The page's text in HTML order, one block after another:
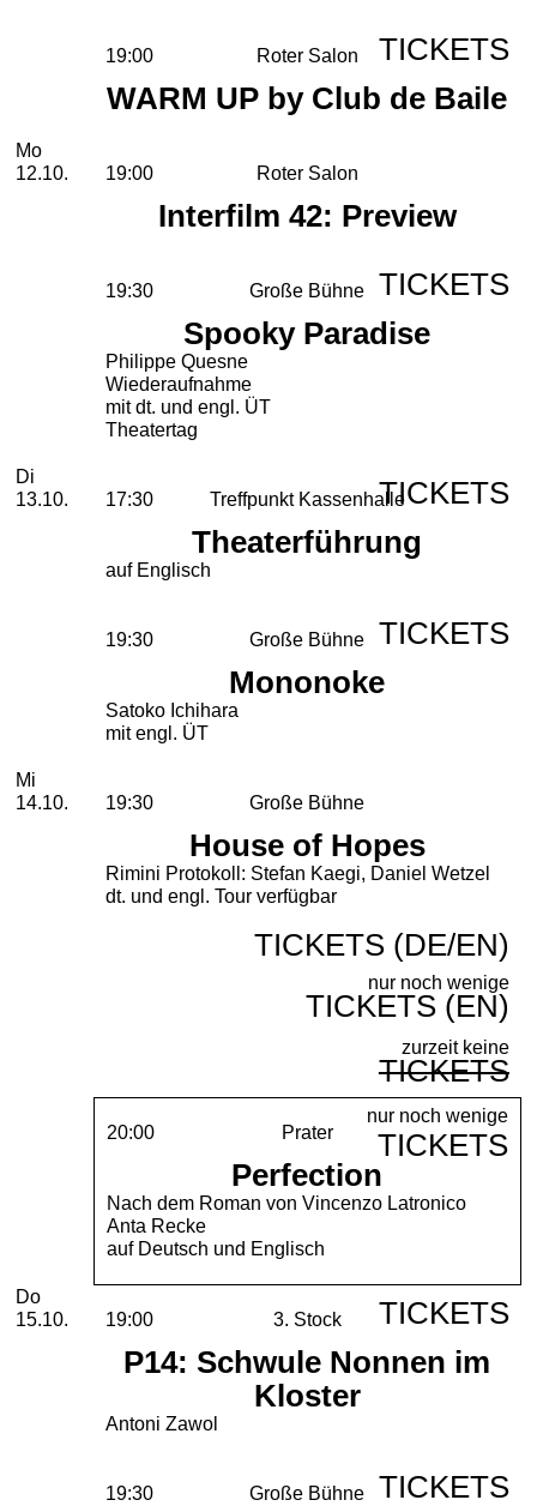
19:00 Roter Salon
WARM UP by Club de Baile
TICKETS
Montag, 12. Oktober 2026
Mo
12.10.
19:00 Roter Salon
Interfilm 42: Preview
19:30 Große Bühne
Spooky Paradise
Philippe Quesne
Wiederaufnahme
mit dt. und engl. ÜT
Theatertag
TICKETS
Dienstag, 13. Oktober 2026
Di
13.10.
17:30 Treffpunkt Kassenhalle
Theaterführung
auf Englisch
TICKETS
19:30 Große Bühne
Mononoke
Satoko Ichihara
mit engl. ÜT
TICKETS
Mittwoch, 14. Oktober 2026
Mi
14.10.
19:30 Große Bühne
House of Hopes
Rimini Protokoll: Stefan Kaegi, Daniel Wetzel
dt. und engl. Tour verfügbar
TICKETS (DE/EN)
nur noch wenige
TICKETS (EN)
zurzeit keine
TICKETS
20:00 Prater
Perfection
Nach dem Roman von Vincenzo Latronico
Anta Recke
auf Deutsch und Englisch
nur noch wenige
TICKETS
Donnerstag, 15. Oktober 2026
Do
15.10.
19:00 3. Stock
P14: Schwule Nonnen im
Kloster
Antoni Zawol
TICKETS
19:30 Große Bühne TICKETS